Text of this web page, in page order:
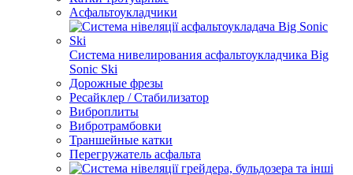
Асфальтоукладчики
Система нивелирования асфальтоукладчика Big
Sonic Ski
Дорожные фрезы
Ресайклер / Стабилизатор
Виброплиты
Вибротрамбовки
Траншейные катки
Перегружатель асфальта